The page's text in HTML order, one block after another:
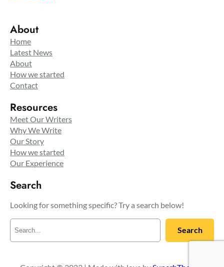
About
Home
Latest News
About
How we started
Contact
Resources
Meet Our Writers
Why We Write
Our Story
How we started
Our Experience
Search
Looking for something specific? Try a search below!
c
Search